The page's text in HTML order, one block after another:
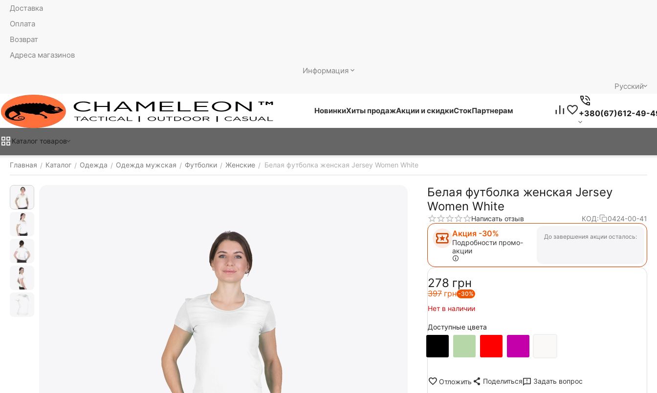
Доставка
Оплата
Возврат
Адреса магазинов
Информация
Русский
НовинкиХиты продажАкции и скидкиСтокПартнерам +380(67)612-49-
Каталог товаров
Главная / Каталог / Одежда / Одежда мужская / Футболки / Женские / Белая футболка женская Jersey Women White
Белая футболка женская Jersey
Women White
Написать отзыв КОД: 0424-00-41
Акция -30%
Подробности промо-
акции
До завершения акции осталось:
‍278‍ грн
‍397‍ грн -30%
Нет в наличии
Доступные цвета
Отложить Поделиться Задать вопрос